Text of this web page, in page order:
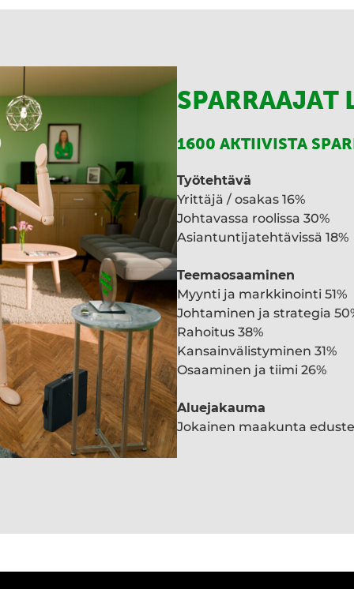
SPARRAAJAT
1600 AKTIIVISTA
Työtehtävä
Yrittäjä / osakas 16%
Johtavassa roolissa 30%
Asiantuntijatehtävissä 18%
Teemaosaaminen
Myynti ja markkinointi 51%
Johtaminen ja strategia
Rahoitus 38%
Kansainvälistyminen 31%
Osaaminen ja tiimi 26%
Aluejakauma
Jokainen maakunta